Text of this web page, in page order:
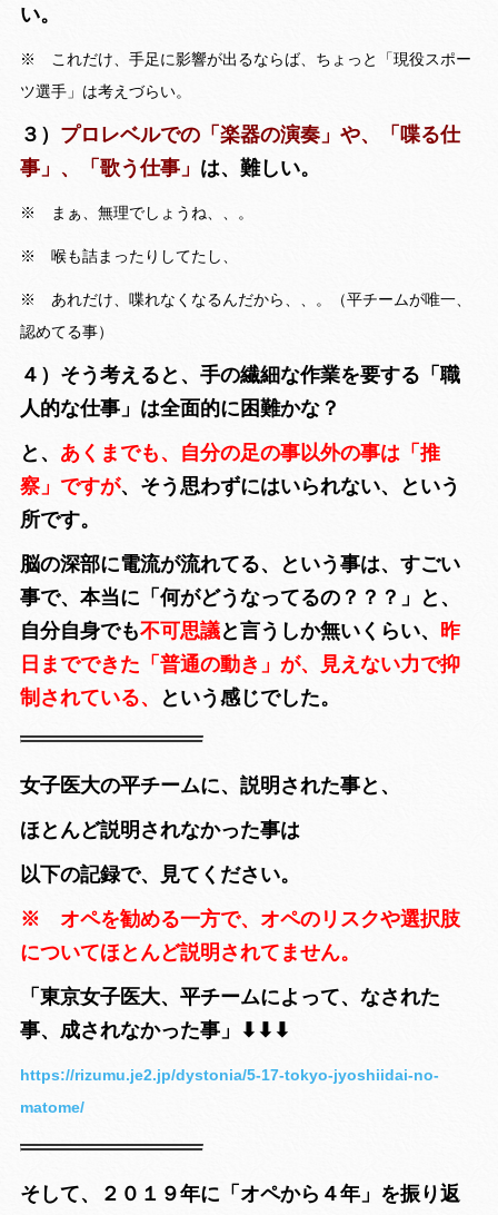
い。
※ これだけ、手足に影響が出るならば、ちょっと「現役スポー
ツ選手」は考えづらい。
３） プロレベルでの「楽器の演奏」や、「喋る仕
事」、「歌う仕事」 は、難しい。
※ まぁ、無理でしょうね、、。
※ 喉も詰まったりしてたし、
※ あれだけ、喋れなくなるんだから、、。（平チームが唯一、
認めてる事）
４）そう考えると、手の繊細な作業を要する「職
人的な仕事」は全面的に困難かな？
と、 あくまでも、自分の足の事以外の事は「推
察」ですが、そう思わずにはいられない、という
所です。
脳の深部に電流が流れてる、という事は、すごい
事で、本当に「何がどうなってるの？？？」と、
自分自身でも不可思議と言うしか無いくらい、 昨
日までできた「普通の動き」が、見えない力で抑
制されている、
という感じでした。
女子医大の平チームに、説明された事と、
ほとんど説明されなかった事は
以下の記録で、見てください。
※ オペを勧める一方で、オペのリスクや選択肢
についてほとんど説明されてません。
「東京女子医大、平チームによって、なされた
事、成されなかった事」⬇︎⬇︎⬇︎
https://rizumu.je2.jp/dystonia/5-17-tokyo-jyoshiidai-no-
matome/
そして、２０１９年に「オペから４年」を振り返